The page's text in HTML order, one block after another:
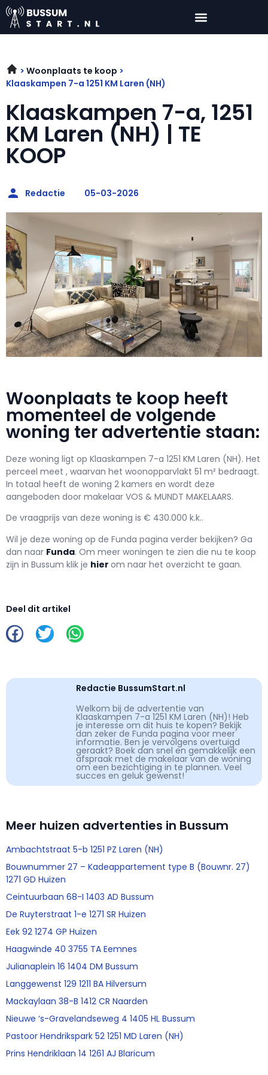
Woonplaats te koop
Klaaskampen 7-a 1251 KM Laren (NH)
Klaaskampen 7-a, 1251
KM Laren (NH) | TE
KOOP
Redactie 05-03-2026
Woonplaats te koop heeft
momenteel de volgende
woning ter advertentie staan:
Deze woning ligt op Klaaskampen 7-a 1251 KM Laren (NH). Het
perceel meet , waarvan het woonopparvlakt 51 m² bedraagt.
In totaal heeft de woning 2 kamers en wordt deze
aangeboden door makelaar VOS & MUNDT MAKELAARS.
De vraagprijs van deze woning is € 430.000 k.k..
Wil je deze woning op de Funda pagina verder bekijken? Ga
dan naar Funda. Om meer woningen te zien die nu te koop
zijn in Bussum klik je hier om naar het overzicht te gaan.
Deel dit artikel
Redactie BussumStart.nl
Welkom bij de advertentie van
Klaaskampen 7-a 1251 KM Laren (NH)! Heb
je interesse om dit huis te kopen? Bekijk
dan zeker de Funda pagina voor meer
informatie. Ben je vervolgens overtuigd
geraakt? Boek dan snel en gemakkelijk een
afspraak met de makelaar van de woning
om een bezichtiging in te plannen. Veel
succes en geluk gewenst!
Meer huizen advertenties in Bussum
Ambachtstraat 5-b 1251 PZ Laren (NH)
Bouwnummer 27 – Kadeappartement type B (Bouwnr. 27)
1271 GD Huizen
Ceintuurbaan 68-I 1403 AD Bussum
De Ruyterstraat 1-e 1271 SR Huizen
Eek 92 1274 GP Huizen
Haagwinde 40 3755 TA Eemnes
Julianaplein 16 1404 DM Bussum
Langgewenst 129 1211 BA Hilversum
Mackaylaan 38-B 1412 CR Naarden
Nieuwe ‘s-Gravelandseweg 4 1405 HL Bussum
Pastoor Hendrikspark 52 1251 MD Laren (NH)
Prins Hendriklaan 14 1261 AJ Blaricum